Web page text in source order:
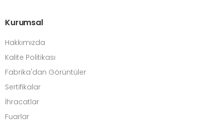
Kurumsal
Hakkımızda
Kalite Politikası
Fabrika'dan Görüntüler
Sertifikalar
İhracatlar
Fuarlar